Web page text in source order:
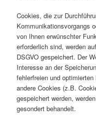
Cookies, die zur
Kommunikationsvorgangs
von Ihnen erwünschter
erforderlich sind, werden
DSGVO gespeichert. Der
Interesse an der
fehlerfreien und
andere Cookies (z.B.
gespeichert werden,
gesondert behandelt.